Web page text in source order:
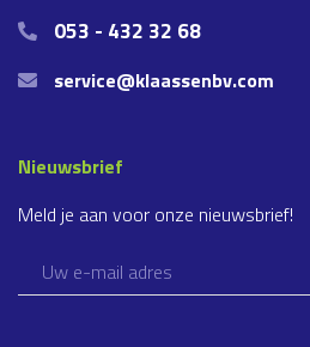
053 - 432 32 68
service@klaassenbv.com
Nieuwsbrief
Meld je aan voor onze nieuwsbrief!